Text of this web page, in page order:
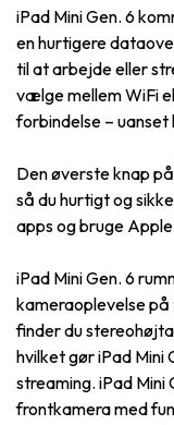
iPad Mini Gen. 6
en hurtigere
til at arbejde eller
vælge mellem WiFi
forbindelse – uanset
Den øverste knap
så du hurtigt og
apps og bruge
iPad Mini Gen. 6
kameraoplevelse på
finder du
hvilket gør iPad Mini
streaming. iPad Mini
frontkamera med